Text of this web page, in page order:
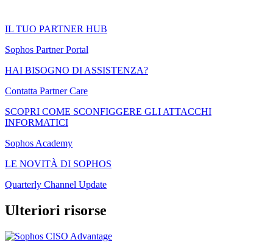
IL TUO PARTNER HUB
Sophos Partner Portal
HAI BISOGNO DI ASSISTENZA?
Contatta Partner Care
SCOPRI COME SCONFIGGERE GLI ATTACCHI
INFORMATICI
Sophos Academy
LE NOVITÀ DI SOPHOS
Quarterly Channel Update
Ulteriori risorse